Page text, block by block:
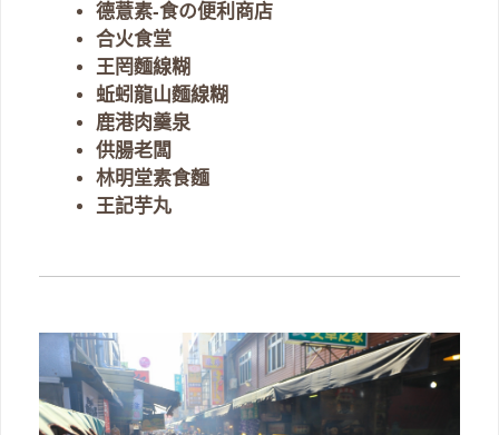
德薏素-食の便利商店
合火食堂
王罔麵線糊
蚯蚓龍山麵線糊
鹿港肉羹泉
供腸老闆
林明堂素食麵
王記芋丸